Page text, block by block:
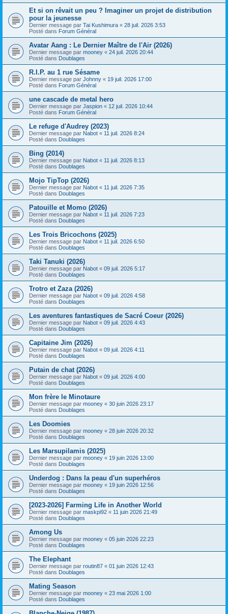
Et si on rêvait un peu ? Imaginer un projet de distribution
pour la jeunesse
Dernier message par Tai Kushimura « 28 juil. 2026 3:53
Posté dans Forum Général
Avatar Aang : Le Dernier Maître de l'Air (2026)
Dernier message par mooney « 24 juil. 2026 20:44
Posté dans Doublages
R.I.P. au 1 rue Sésame
Dernier message par Johnny « 19 juil. 2026 17:00
Posté dans Forum Général
une cascade de metal hero
Dernier message par Jaspion « 12 juil. 2026 10:44
Posté dans Forum Général
Le refuge d'Audrey (2023)
Dernier message par Nabot « 11 juil. 2026 8:24
Posté dans Doublages
Bing (2014)
Dernier message par Nabot « 11 juil. 2026 8:13
Posté dans Doublages
Mojo TipTop (2026)
Dernier message par Nabot « 11 juil. 2026 7:35
Posté dans Doublages
Patouille et Momo (2026)
Dernier message par Nabot « 11 juil. 2026 7:23
Posté dans Doublages
Les Trois Bricochons (2025)
Dernier message par Nabot « 11 juil. 2026 6:50
Posté dans Doublages
Taki Tanuki (2026)
Dernier message par Nabot « 09 juil. 2026 5:17
Posté dans Doublages
Trotro et Zaza (2026)
Dernier message par Nabot « 09 juil. 2026 4:58
Posté dans Doublages
Les aventures fantastiques de Sacré Coeur (2026)
Dernier message par Nabot « 09 juil. 2026 4:43
Posté dans Doublages
Capitaine Jim (2026)
Dernier message par Nabot « 09 juil. 2026 4:11
Posté dans Doublages
Putain de chat (2026)
Dernier message par Nabot « 09 juil. 2026 4:00
Posté dans Doublages
Mon frère le Minotaure
Dernier message par mooney « 30 juin 2026 23:17
Posté dans Doublages
Les Doomies
Dernier message par mooney « 28 juin 2026 20:32
Posté dans Doublages
Les Marsupilamis (2025)
Dernier message par mooney « 19 juin 2026 13:00
Posté dans Doublages
Underdog : Dans la peau d'un superhéros
Dernier message par mooney « 19 juin 2026 12:56
Posté dans Doublages
[2023-2026] Farming Life in Another World
Dernier message par maskpi92 « 11 juin 2026 21:49
Posté dans Doublages
Among Us
Dernier message par mooney « 05 juin 2026 22:23
Posté dans Doublages
The Elephant
Dernier message par routin87 « 01 juin 2026 12:43
Posté dans Doublages
Mating Season
Dernier message par mooney « 23 mai 2026 1:00
Posté dans Doublages